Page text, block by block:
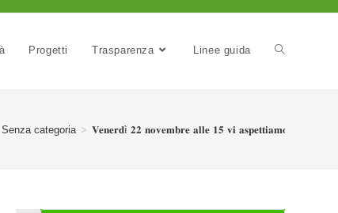
Progetti Trasparenza Linee guida
Senza categoria > 𝐕𝐞𝐧𝐞𝐫𝐝ì 𝟐𝟐 𝐧𝐨𝐯𝐞𝐦𝐛𝐫𝐞 𝐚𝐥𝐥𝐞 𝟏𝟓 𝐯𝐢 𝐚𝐬𝐩𝐞𝐭𝐭𝐢𝐚𝐦𝐨 𝐚 𝐁𝐨𝐥𝐨𝐠𝐧𝐚